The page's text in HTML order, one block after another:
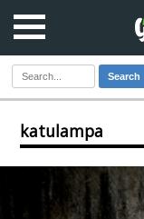
Search
katulampa